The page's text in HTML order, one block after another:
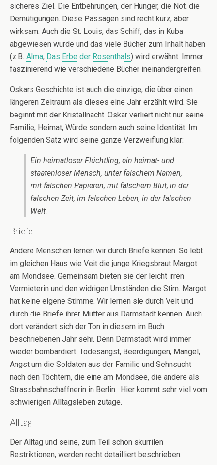
sicheres Ziel. Die Entbehrungen, der Hunger, die Not, die
Demütigungen. Diese Passagen sind recht kurz, aber
wirksam. Auch die St. Louis, das Schiff, das in Kuba
abgewiesen wurde und das viele Bücher zum Inhalt haben
(z.B. Alma, Das Erbe der Rosenthals) wird erwähnt. Immer
faszinierend wie verschiedene Bücher ineinandergreifen.
Oskars Geschichte ist auch die einzige, die über einen
längeren Zeitraum als dieses eine Jahr erzählt wird. Sie
beginnt mit der Kristallnacht. Oskar verliert nicht nur seine
Familie, Heimat, Würde sondern auch seine Identität. Im
folgenden Satz wird seine ganze Verzweiflung klar:
Ein heimatloser Flüchtling, ein heimat- und
staatenloser Mensch, unter falschem Namen,
mit falschen Papieren, mit falschem Blut, in der
falschen Zeit, im falschen Leben, in der falschen
Welt.
Briefe
Andere Menschen lernen wir durch Briefe kennen. So lebt
im gleichen Haus wie Veit die junge Kriegsbraut Margot
am Mondsee. Gemeinsam bieten sie der leicht irren
Vermieterin und den widrigen Umständen die Stirn. Margot
hat keine eigene Stimme. Wir lernen sie durch Veit und
durch die Briefe ihrer Mutter aus Darmstadt kennen. Auch
dort verändert sich der Ton in diesem im Buch
beschriebenen Jahr sehr. Denn Darmstadt wird immer
wieder bombardiert. Todesangst, Beerdigungen, Mangel,
Angst um die Soldaten aus der Familie und Sehnsucht
nach den Töchtern, die eine am Mondsee, die andere als
Strassbahnschaffnerin in Berlin. Hier kommt sehr viel vom
schwierigen Alltagsleben zutage.
Alltag
Der Alltag und seine, zum Teil schon skurrilen
Restriktionen, werden recht detailliert beschrieben.